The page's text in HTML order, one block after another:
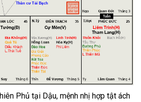
Phủ tại Dậu, mệnh nhị hợp tật ách